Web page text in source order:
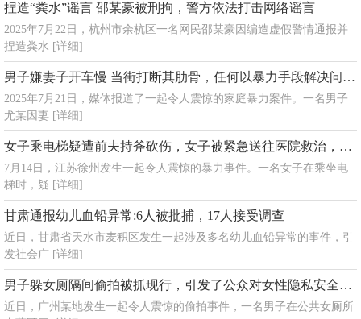
捏造“粪水”谣言 邵某豪被刑拘，警方依法打击网络谣言
2025年7月22日，杭州市余杭区一名网民邵某豪因编造虚假警情通报并
捏造粪水 [详细]
男子嫌妻子开车慢 当街打断其肋骨，任何以暴力手段解决问题的行为都将付出沉重的代价
2025年7月21日，媒体报道了一起令人震惊的家庭暴力案件。一名男子
尤某因妻 [详细]
女子乘电梯疑遭前夫持斧砍伤，女子被紧急送往医院救治，目前伤情稳定
7月14日，江苏徐州发生一起令人震惊的暴力事件。一名女子在乘坐电
梯时，疑 [详细]
甘肃通报幼儿血铅异常:6人被批捕，17人接受调查
近日，甘肃省天水市麦积区发生一起涉及多名幼儿血铅异常的事件，引
发社会广 [详细]
男子躲女厕隔间偷拍被抓现行，引发了公众对女性隐私安全的关注
近日，广州某地发生一起令人震惊的偷拍事件，一名男子在公共女厕所